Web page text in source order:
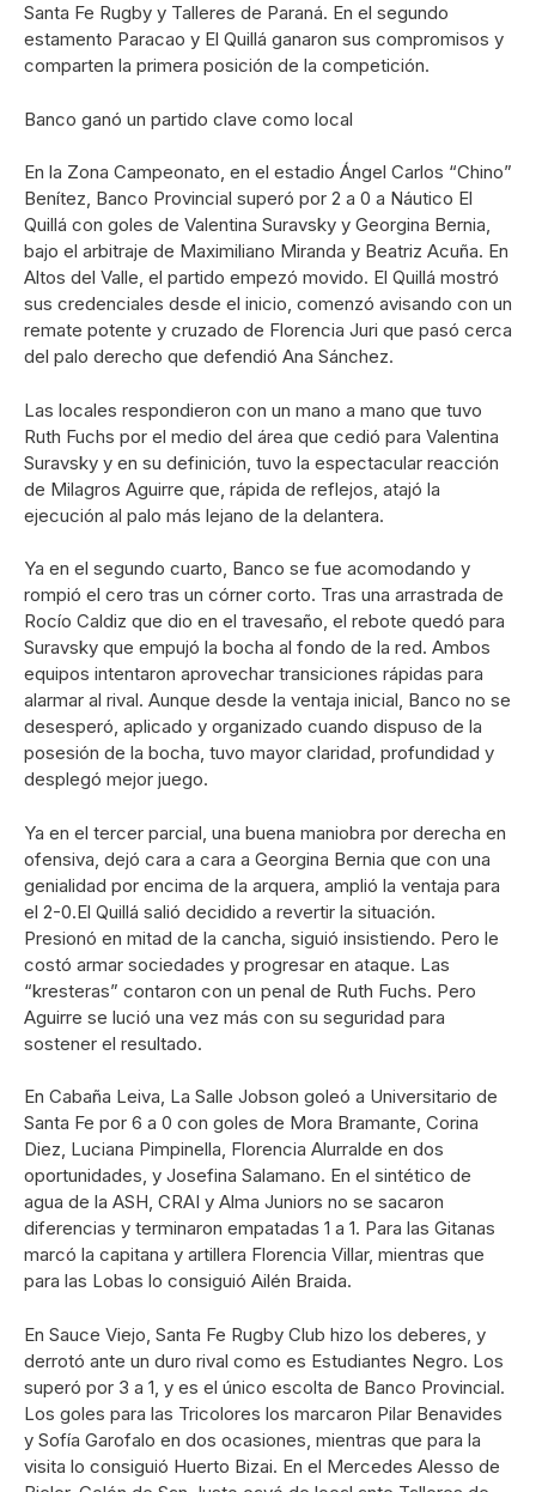
Santa Fe Rugby y Talleres de Paraná. En el segundo
estamento Paracao y El Quillá ganaron sus compromisos y
comparten la primera posición de la competición.
Banco ganó un partido clave como local
En la Zona Campeonato, en el estadio Ángel Carlos “Chino”
Benítez, Banco Provincial superó por 2 a 0 a Náutico El
Quillá con goles de Valentina Suravsky y Georgina Bernia,
bajo el arbitraje de Maximiliano Miranda y Beatriz Acuña. En
Altos del Valle, el partido empezó movido. El Quillá mostró
sus credenciales desde el inicio, comenzó avisando con un
remate potente y cruzado de Florencia Juri que pasó cerca
del palo derecho que defendió Ana Sánchez.
Las locales respondieron con un mano a mano que tuvo
Ruth Fuchs por el medio del área que cedió para Valentina
Suravsky y en su definición, tuvo la espectacular reacción
de Milagros Aguirre que, rápida de reflejos, atajó la
ejecución al palo más lejano de la delantera.
Ya en el segundo cuarto, Banco se fue acomodando y
rompió el cero tras un córner corto. Tras una arrastrada de
Rocío Caldiz que dio en el travesaño, el rebote quedó para
Suravsky que empujó la bocha al fondo de la red. Ambos
equipos intentaron aprovechar transiciones rápidas para
alarmar al rival. Aunque desde la ventaja inicial, Banco no se
desesperó, aplicado y organizado cuando dispuso de la
posesión de la bocha, tuvo mayor claridad, profundidad y
desplegó mejor juego.
Ya en el tercer parcial, una buena maniobra por derecha en
ofensiva, dejó cara a cara a Georgina Bernia que con una
genialidad por encima de la arquera, amplió la ventaja para
el 2-0.El Quillá salió decidido a revertir la situación.
Presionó en mitad de la cancha, siguió insistiendo. Pero le
costó armar sociedades y progresar en ataque. Las
“kresteras” contaron con un penal de Ruth Fuchs. Pero
Aguirre se lució una vez más con su seguridad para
sostener el resultado.
En Cabaña Leiva, La Salle Jobson goleó a Universitario de
Santa Fe por 6 a 0 con goles de Mora Bramante, Corina
Diez, Luciana Pimpinella, Florencia Alurralde en dos
oportunidades, y Josefina Salamano. En el sintético de
agua de la ASH, CRAI y Alma Juniors no se sacaron
diferencias y terminaron empatadas 1 a 1. Para las Gitanas
marcó la capitana y artillera Florencia Villar, mientras que
para las Lobas lo consiguió Ailén Braida.
En Sauce Viejo, Santa Fe Rugby Club hizo los deberes, y
derrotó ante un duro rival como es Estudiantes Negro. Los
superó por 3 a 1, y es el único escolta de Banco Provincial.
Los goles para las Tricolores los marcaron Pilar Benavides
y Sofía Garofalo en dos ocasiones, mientras que para la
visita lo consiguió Huerto Bizai. En el Mercedes Alesso de